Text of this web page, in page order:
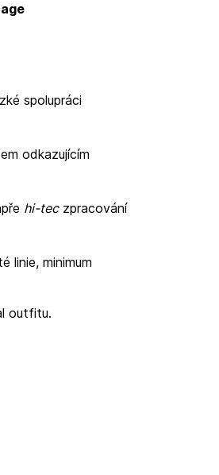
spolupráci
odkazujícím
hi-teczpracování
linie, minimum
outfitu.